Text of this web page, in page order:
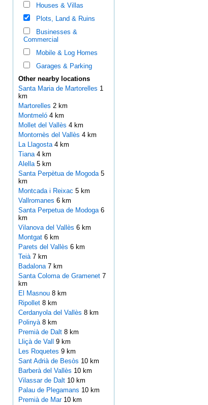
Houses & Villas
Plots, Land & Ruins
Businesses &
Commercial
Mobile & Log Homes
Garages & Parking
Other nearby locations
Santa Maria de Martorelles 1
km
Martorelles 2 km
Montmeló 4 km
Mollet del Vallès 4 km
Montornès del Vallès 4 km
La Llagosta 4 km
Tiana 4 km
Alella 5 km
Santa Perpètua de Mogoda 5
km
Montcada i Reixac 5 km
Vallromanes 6 km
Santa Perpetua de Modoga 6
km
Vilanova del Vallès 6 km
Montgat 6 km
Parets del Vallès 6 km
Teià 7 km
Badalona 7 km
Santa Coloma de Gramenet 7
km
El Masnou 8 km
Ripollet 8 km
Cerdanyola del Vallès 8 km
Polinyà 8 km
Premià de Dalt 8 km
Lliçà de Vall 9 km
Les Roquetes 9 km
Sant Adrià de Besòs 10 km
Barberà del Vallès 10 km
Vilassar de Dalt 10 km
Palau de Plegamans 10 km
Premià de Mar 10 km